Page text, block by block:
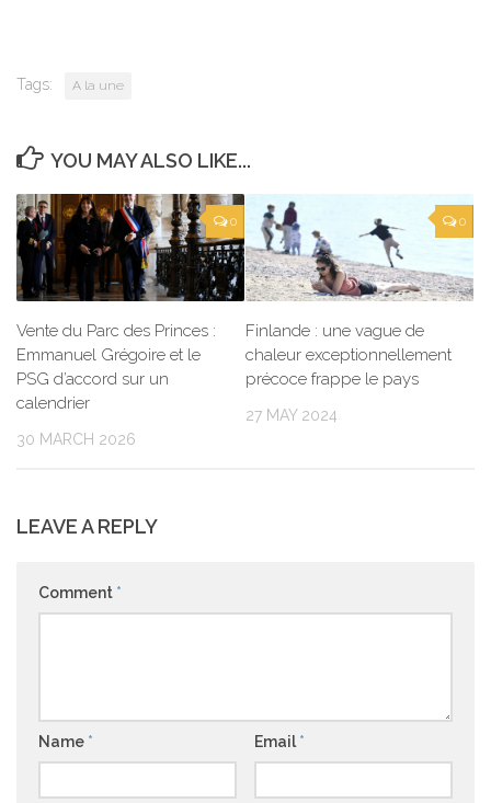
Tags: A la une
YOU MAY ALSO LIKE...
0
Vente du Parc des Princes :
Emmanuel Grégoire et le
PSG d’accord sur un
calendrier
30 MARCH 2026
0
Finlande : une vague de
chaleur exceptionnellement
précoce frappe le pays
27 MAY 2024
LEAVE A REPLY
Comment *
Name * Email *